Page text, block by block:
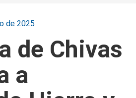
de 2025
de Chivas
a